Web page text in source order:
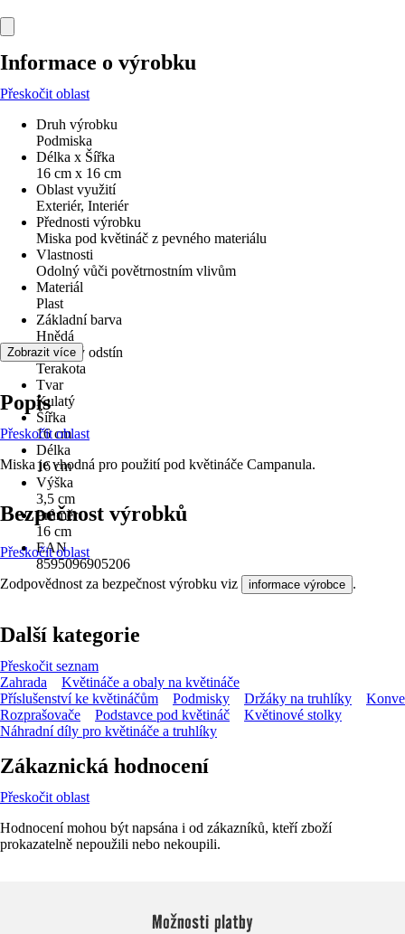
Informace o výrobku
Přeskočit oblast
Druh výrobku
Podmiska
Délka x Šířka
16 cm x 16 cm
Oblast využití
Exteriér, Interiér
Přednosti výrobku
Miska pod květináč z pevného materiálu
Vlastnosti
Odolný vůči povětrnostním vlivům
Materiál
Plast
Základní barva
Hnědá
Barevný odstín
Terakota
Tvar
Kulatý
Šířka
16 cm
Délka
16 cm
Výška
3,5 cm
Průměr
16 cm
EAN
8595096905206
Zobrazit více
Popis
Přeskočit oblast
Miska je vhodná pro použití pod květináče Campanula.
Bezpečnost výrobků
Přeskočit oblast
Zodpovědnost za bezpečnost výrobku viz informace výrobce .
Další kategorie
Přeskočit seznam
Zahrada
Květináče a obaly na květináče
Příslušenství ke květináčům
Podmisky Držáky na truhlíky
Konve
Rozprašovače
Podstavce pod květináč
Květinové stolky
Náhradní díly pro květináče a truhlíky
Zákaznická hodnocení
Přeskočit oblast
Hodnocení mohou být napsána i od zákazníků, kteří zboží
prokazatelně nepoužili nebo nekoupili.
Možnosti platby